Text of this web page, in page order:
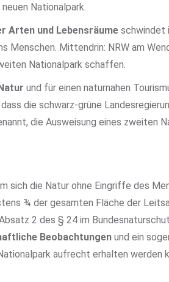
Nationalpark.
Arten und Lebensräume schwindet
Menschen. Mittendrin: NRW am
Nationalpark schaffen.
und für einen naturnahen
die schwarz-grüne
die Ausweisung eines zweiten
sich die Natur ohne Eingriffe des
¾ der gesamten Fläche der
2 des § 24 im
Beobachtungen und ein
aufrecht erhalten werden